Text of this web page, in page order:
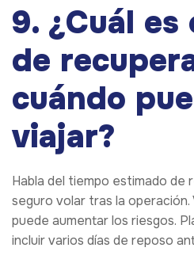
9. ¿Cuál
de
cuándo
viajar?
Habla del tiempo estimado de
seguro volar tras la
puede aumentar los riesgos.
incluir varios días de reposo